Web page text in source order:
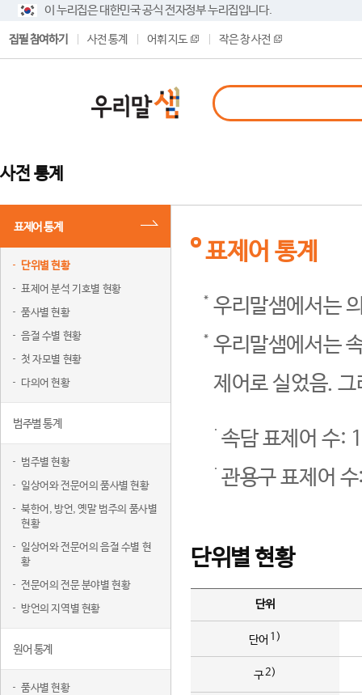
이 누리집은 대한민국 공식 전자정부 누리집입니다.
집필 참여하기 사전 통계 어휘 지도 작은 창 사전
사전 통계
표제어 통계
단위별 현황
표제어 분석 기호별 현황
품사별 현황
음절 수별 현황
첫 자모별 현황
다의어 현황
범주별 통계
범주별 현황
일상어와 전문어의 품사별 현황
북한어, 방언, 옛말 범주의 품사별
현황
일상어와 전문어의 음절 수별 현
황
전문어의 전문 분야별 현황
방언의 지역별 현황
원어 통계
품사별 현황
표제어 통계
우리말샘에서는
우리말샘에서는
제어로 실었음.
속담 표제어 수:
관용구 표제어
단위별 현황
단위
단어 1)
구2)